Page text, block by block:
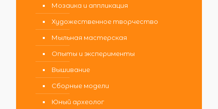
Мозаика и аппликация
Художественное творчество
Мыльная мастерская
Опыты и эксперименты
Вышивание
Сборные модели
Юный археолог